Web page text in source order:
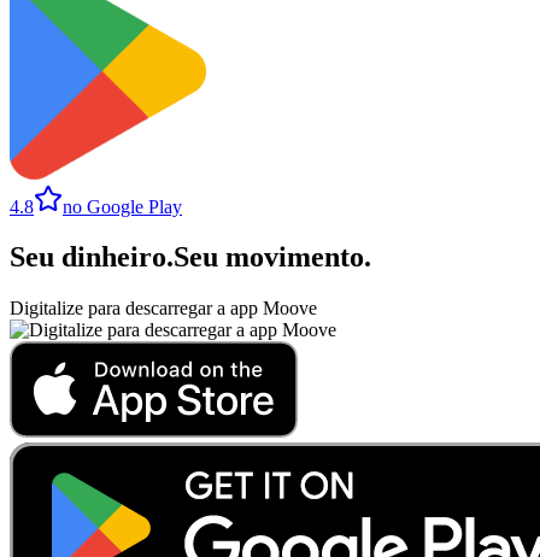
4.8 no Google Play
Seu dinheiro.Seu movimento.
Digitalize para descarregar a app Moove